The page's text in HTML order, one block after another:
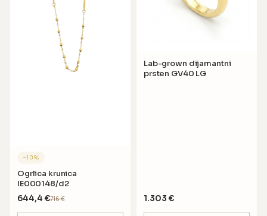
−10%
Ogrlica krunica
IE000148/d2
644,4 €716€
Lab-grown dijamantni
prsten GV40 LG
1.303 €